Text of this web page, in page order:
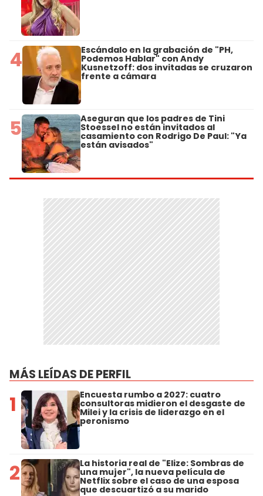
4 Escándalo en la grabación de "PH,
Podemos Hablar" con Andy
Kusnetzoff: dos invitadas se cruzaron
frente a cámara
5 Aseguran que los padres de Tini
Stoessel no están invitados al
casamiento con Rodrigo De Paul: "Ya
están avisados"
MÁS LEÍDAS DE PERFIL
1 Encuesta rumbo a 2027: cuatro
consultoras midieron el desgaste de
Milei y la crisis de liderazgo en el
peronismo
2 La historia real de "Elize: Sombras de
una mujer", la nueva película de
Netflix sobre el caso de una esposa
que descuartizó a su marido